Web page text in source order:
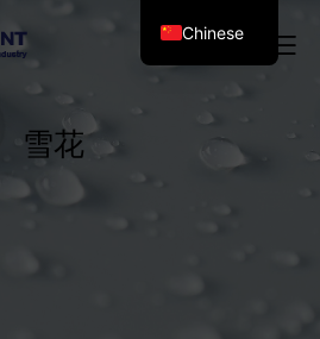
雪花
Chinese